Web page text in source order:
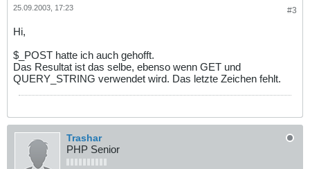
#3
25.09.2003, 17:23
Hi,
$_POST hatte ich auch gehofft.
Das Resultat ist das selbe, ebenso wenn GET und
QUERY_STRING verwendet wird. Das letzte Zeichen fehlt.
Trashar
PHP Senior